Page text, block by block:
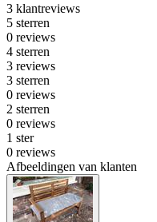
3 klantreviews
5 sterren
0 reviews
4 sterren
3 reviews
3 sterren
0 reviews
2 sterren
0 reviews
1 ster
0 reviews
Afbeeldingen van klanten